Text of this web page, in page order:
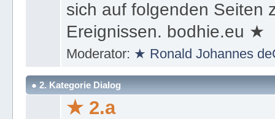
sich auf folgenden Seiten
Ereignissen. bodhie.eu ★
Moderator: ★ Ronald Johannes
● 2. Kategorie Dialog
★ 2.a